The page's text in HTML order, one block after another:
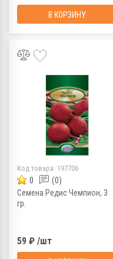
В КОРЗИНУ
Код товара: 197706
0 (0)
Семена Редис Чемпион, 3
гр.
59 ₽ /шт